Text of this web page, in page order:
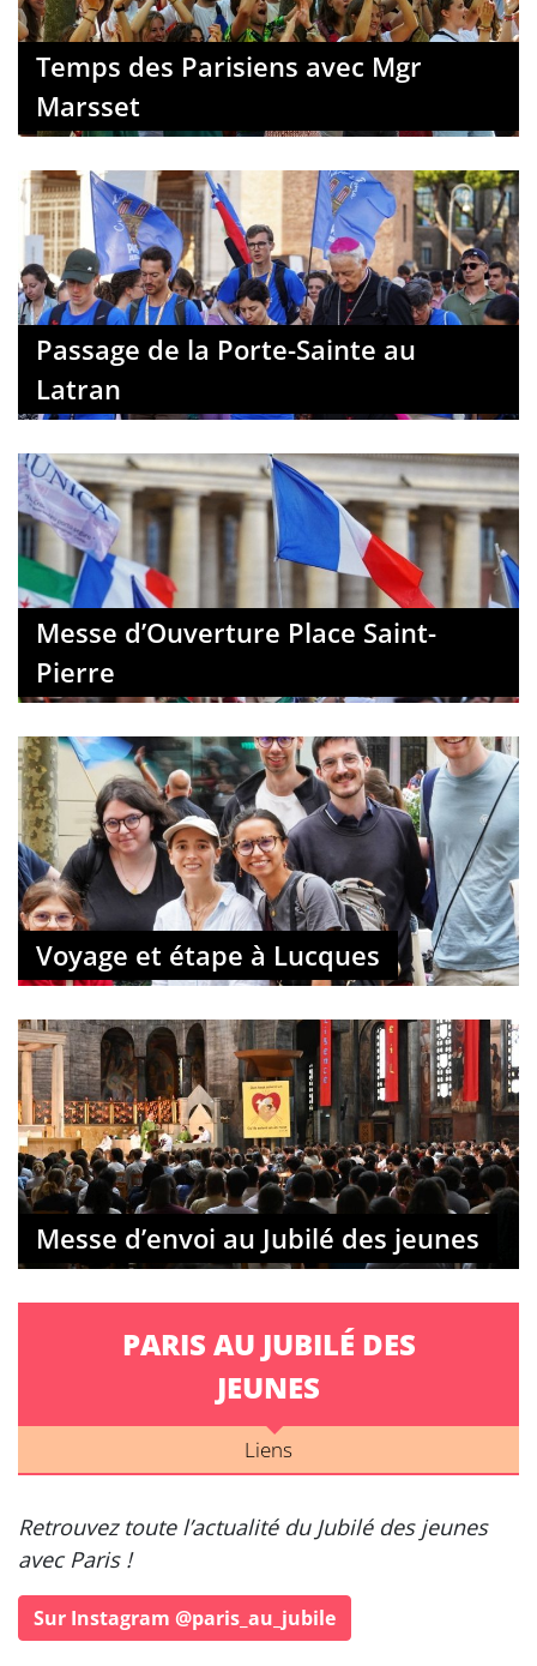
Temps des Parisiens avec Mgr
Marsset
Passage de la Porte-Sainte au
Latran
Messe d’Ouverture Place Saint-
Pierre
Voyage et étape à Lucques
Messe d’envoi au Jubilé des jeunes
PARIS AU JUBILÉ DES
JEUNES
Liens
Retrouvez toute l’actualité du Jubilé des jeunes
avec Paris !
Sur Instagram @paris_au_jubile